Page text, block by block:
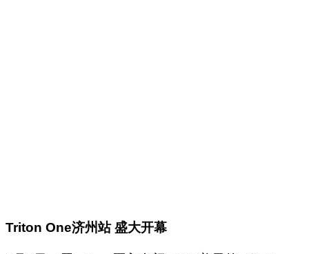
Triton One济州站 盛大开幕